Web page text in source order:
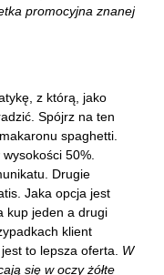
promocyjna znanej
z którą, jako
Spójrz na ten
spaghetti.
50%.
Drugie
Jaka opcja jest
kup jeden a drugi
klient
to lepsza oferta. W
się w oczy żółte